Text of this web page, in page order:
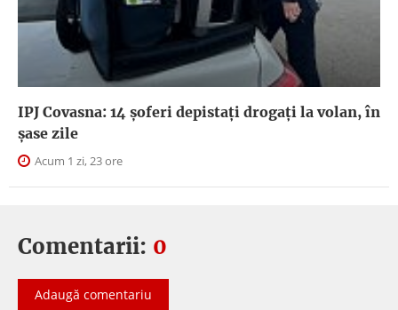
IPJ Covasna: 14 șoferi depistați drogați la volan, în
șase zile
Acum 1 zi, 23 ore
Comentarii: 0
Adaugă comentariu